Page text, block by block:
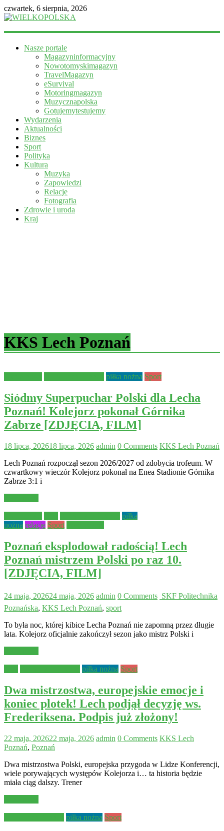
czwartek, 6 sierpnia, 2026
WIELKOPOLSKA
informacyjny
Nasze portale
Magazyninformacyjny
Nowotomyskimagazyn
TravelMagazyn
eSurvival
Motoringmagazyn
Muzycznapolska
Gotujemytestujemy
Wydarzenia
Aktualności
Biznes
Sport
Polityka
Kultura
Muzyka
Zapowiedzi
Relacje
Fotografia
Zdrowie i uroda
Kraj
KKS Lech Poznań
piłka nożna Sport
Siódmy Superpuchar Polski dla Lecha
Poznań! Kolejorz pokonał Górnika
Zabrze [ZDJĘCIA, FILM]
18 lipca, 202618 lipca, 2026 admin 0 Comments KKS Lech Poznań
Lech Poznań rozpoczął sezon 2026/2027 od zdobycia trofeum. W
czwartkowy wieczór Kolejorz pokonał na Enea Stadionie Górnika
Zabrze 3:1 i
piłka
nożna relacje Sport
Poznań eksplodował radością! Lech
Poznań mistrzem Polski po raz 10.
[ZDJĘCIA, FILM]
24 maja, 202624 maja, 2026 admin 0 Comments  SKF Politechnika
Poznańska, KKS Lech Poznań, sport
To była noc, której kibice Lecha Poznań nie zapomną przez długie
lata. Kolejorz oficjalnie zakończył sezon jako mistrz Polski i
piłka nożna Sport
Dwa mistrzostwa, europejskie emocje i
koniec plotek! Lech podjął decyzję ws.
Frederiksena. Podpis już złożony!
22 maja, 202622 maja, 2026 admin 0 Comments KKS Lech
Poznań, Poznań
Dwa mistrzostwa Polski, europejska przygoda w Lidze Konferencji,
wiele porywających występów Kolejorza i… ta historia będzie
miała ciąg dalszy. Trener
piłka nożna Sport